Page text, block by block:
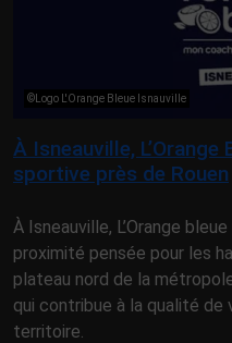
©Logo L'Orange Bleue Isnauville
À Isneauville,
sportive près de Rouen
À Isneauville, L’Orange
proximité pensée pour les
plateau nord de la
qui contribue à la qualité
territoire.